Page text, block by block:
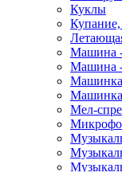
Куклы
Купание,
Машина
Машина
Машинка
Мел-